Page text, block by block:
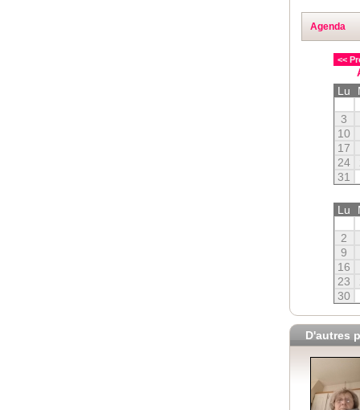
Agenda
<<
Lu
3
10
17
24
31
Lu
2
9
16
23
30
D'autres